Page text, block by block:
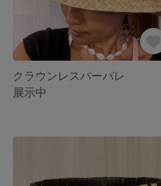
クラウンレスパーパレ
展示中